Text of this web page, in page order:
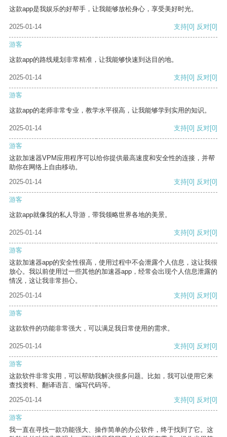
这款app是我娱乐的好帮手，让我能够放松身心，享受美好时光。
2025-01-14 支持[0] 反对[0]
游客
这款app的路线规划非常精准，让我能够快速到达目的地。
2025-01-14 支持[0] 反对[0]
游客
这款app的老师非常专业，教学水平很高，让我能够学到实用的知识。
2025-01-14 支持[0] 反对[0]
游客
这款加速器VPM应用程序可以给你提供最高速度和安全性的连接，并帮
助你在网络上自由移动。
2025-01-14
支持[0] 反对[0]
游客
这款app就像我的私人导游，带我领略世界各地的美景。
2025-01-14 支持[0] 反对[0]
游客
这款加速器app的安全性很高，使用过程中不会泄露个人信息，这让我很
放心。我以前使用过一些其他的加速器app，经常会出现个人信息泄露的
情况，这让我非常担心。
2025-01-14
支持[0] 反对[0]
游客
这款软件的功能非常强大，可以满足我日常使用的需求。
2025-01-14 支持[0] 反对[0]
游客
这款软件非常实用，可以帮助我解决很多问题。比如，我可以使用它来
查找资料、翻译语言、编写代码等。
2025-01-14
支持[0] 反对[0]
游客
我一直在寻找一款功能强大、操作简单的办公软件，终于找到了它。这